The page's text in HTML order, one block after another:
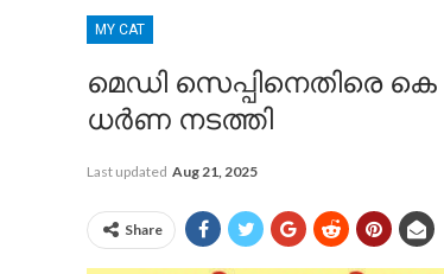
MY CAT
മെഡി സെപ്പിനെതിരെ
ധർണ നടത്തി
Last updated Aug 21, 2025
Share